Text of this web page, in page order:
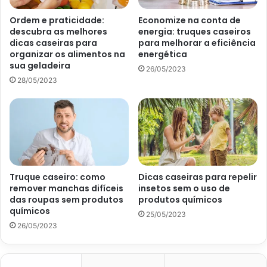
Como decorar uma mesa de Natal- Foto Canva Pro
Escolha a toalha de mesa, os pratos, os talheres e os
enfeites que mais combinam com o seu gosto e
preferência. A sugestão do
Portal Atualizeié usar toalhas
nas cores vermelha, branca ou dourada. Mas há também
quem opte por cores que remetem a frutas típicas do
natal, como uvas, romãs, pêssego e ameixas.
Ordem e praticidade:
descubra as melhores
dicas caseiras para
organizar os alimentos na
sua geladeira
28/05/2023
Economize na conta de
energia: truques caseiros
para melhorar a eficiência
energética
26/05/2023
Truque caseiro: como
remover manchas difíceis
das roupas sem produtos
químicos
26/05/2023
Dicas caseiras para repelir
insetos sem o uso de
produtos químicos
25/05/2023